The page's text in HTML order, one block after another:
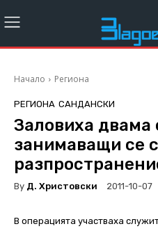
Начало Региона
РЕГИОНА САНДАНСКИ
Заловиха двама
занимаващи се
By Д. Христовски 2011-10-07
В операцията участваха